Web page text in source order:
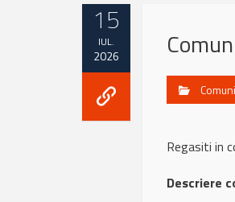
15
IUL.
2026
Regasiti in
Descriere